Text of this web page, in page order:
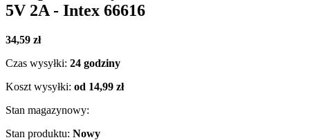
5V 2A - Intex 66616
34,59 zł
Czas wysyłki: 24 godziny
Koszt wysyłki: od 14,99 zł
Stan magazynowy:
Stan produktu: Nowy